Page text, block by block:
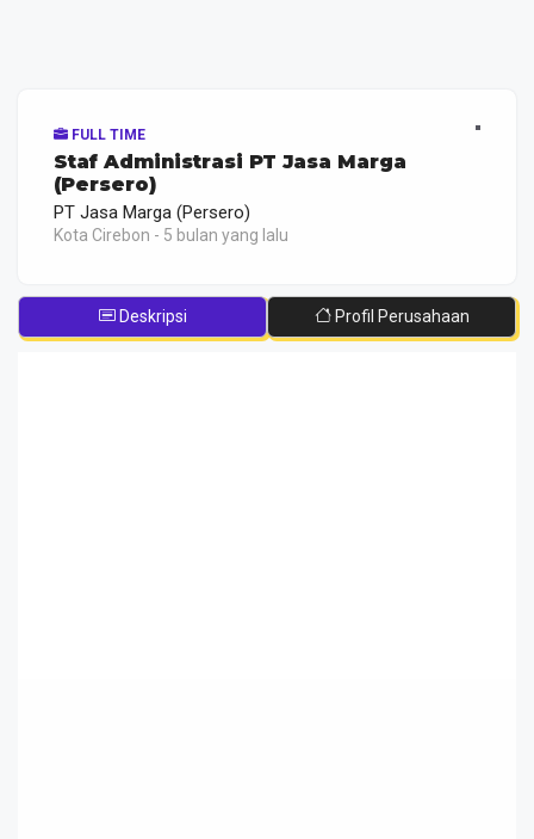
FULL TIME
Staf Administrasi PT Jasa Marga
(Persero)
PT Jasa Marga (Persero)
Kota Cirebon - 5 bulan yang lalu
Deskripsi Profil Perusahaan